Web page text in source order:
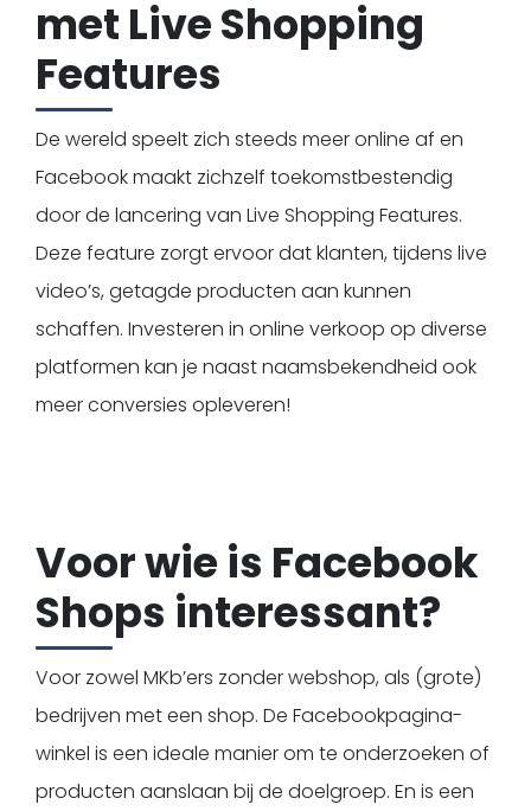
met Live Shopping
Features
De wereld speelt zich steeds meer online af en
Facebook maakt zichzelf toekomstbestendig
door de lancering van Live Shopping Features.
Deze feature zorgt ervoor dat klanten, tijdens live
video’s, getagde producten aan kunnen
schaffen. Investeren in online verkoop op diverse
platformen kan je naast naamsbekendheid ook
meer conversies opleveren!
Voor wie is Facebook
Shops interessant?
Voor zowel MKb’ers zonder webshop, als (grote)
bedrijven met een shop. De Facebookpagina-
winkel is een ideale manier om te onderzoeken of
producten aanslaan bij de doelgroep. En is een